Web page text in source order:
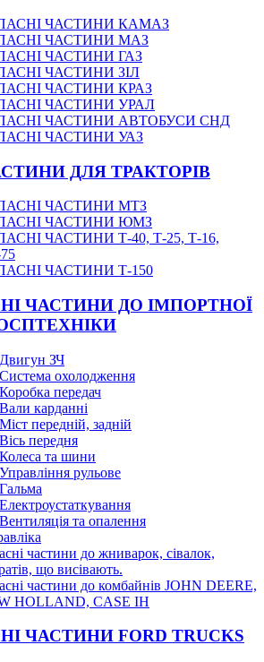
ЧАСТИНИ КАМАЗ
ЧАСТИНИ МАЗ
ЧАСТИНИ ГАЗ
ЧАСТИНИ ЗІЛ
ЧАСТИНИ КРАЗ
ЧАСТИНИ УРАЛ
ЧАСТИНИ АВТОБУСИ СНД
ЧАСТИНИ УАЗ
ДЛЯ ТРАКТОРІВ
ЧАСТИНИ МТЗ
ЧАСТИНИ ЮМЗ
ЧАСТИНИ Т-40, Т-25, Т-16,
ЧАСТИНИ Т-150
ЧАСТИНИ ДО ІМПОРТНОЇ
ЗЧ
охолодження
передач
карданні
передній, задній
передня
та шини
рульове
та опалення
частини до жниварок, сівалок,
що висівають.
частини до комбайнів JOHN DEERE,
HOLLAND, CASE IH
ЧАСТИНИ FORD TRUCKS